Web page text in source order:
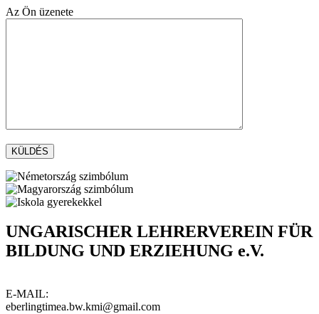
Az Ön üzenete
UNGARISCHER LEHRERVEREIN FÜR
BILDUNG UND ERZIEHUNG e.V.
E-MAIL:
eberlingtimea.bw.kmi@gmail.com